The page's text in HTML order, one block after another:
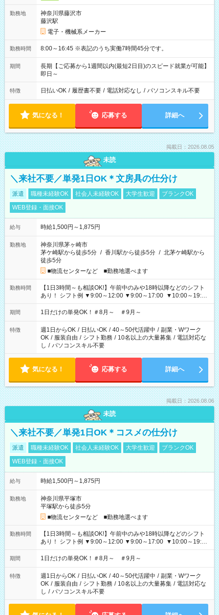
勤務地
神奈川県藤沢市
藤沢駅
電子・機械系メーカー
勤務時間 8:00～16:45 ※表記のうち実働7時間45分です。
期間
長期【ご応募から1週間以内(最短2日目)のスピード就業が可能】
即日～
特徴 日払いOK / 履歴書不要 / 電話対応なし / パソコンスキル不要
気になる！ 応募する 詳細へ
掲載日：2026.08.05
未読
＼来社不要／単発1日OK＊文房具の仕分け
派遣 職種未経験OK 社会人未経験OK 大学生歓迎
ブランクOK
WEB登録・面接OK
給与 時給1,500円～1,875円
勤務地
神奈川県茅ヶ崎市
茅ケ崎駅から徒歩5分 / 香川駅から徒歩5分 / 北茅ケ崎駅から
徒歩5分
■物流センターなど ■勤務地選べます
勤務時間
【1日3時間～も相談OK!】午前中のみや18時以降などのシフト
あり！ シフト例 ▼9:00～12:00 ▼9:00～17:00 ▼10:00～19:00
▼18:00～21:00
期間 1日だけの単発OK！＃8月～ ＃9月～
特徴 週1日からOK / 日払いOK / 40～50代活躍中 / 副業・Wワーク
OK / 服装自由 / シフト勤務 / 10名以上の大量募集 / 電話対応な
し / パソコンスキル不要
気になる！ 応募する 詳細へ
掲載日：2026.08.06
未読
＼来社不要／単発1日OK＊コスメの仕分け
派遣 職種未経験OK 社会人未経験OK 大学生歓迎
ブランクOK
WEB登録・面接OK
給与 時給1,500円～1,875円
勤務地
神奈川県平塚市
平塚駅から徒歩5分
■物流センターなど ■勤務地選べます
勤務時間
【1日3時間～も相談OK!】午前中のみや18時以降などのシフト
あり！ シフト例 ▼9:00～12:00 ▼9:00～17:00 ▼10:00～19:00
▼18:00～21:00
期間 1日だけの単発OK！＃8月～ ＃9月～
特徴 週1日からOK / 日払いOK / 40～50代活躍中 / 副業・Wワーク
OK / 服装自由 / シフト勤務 / 10名以上の大量募集 / 電話対応な
し / パソコンスキル不要